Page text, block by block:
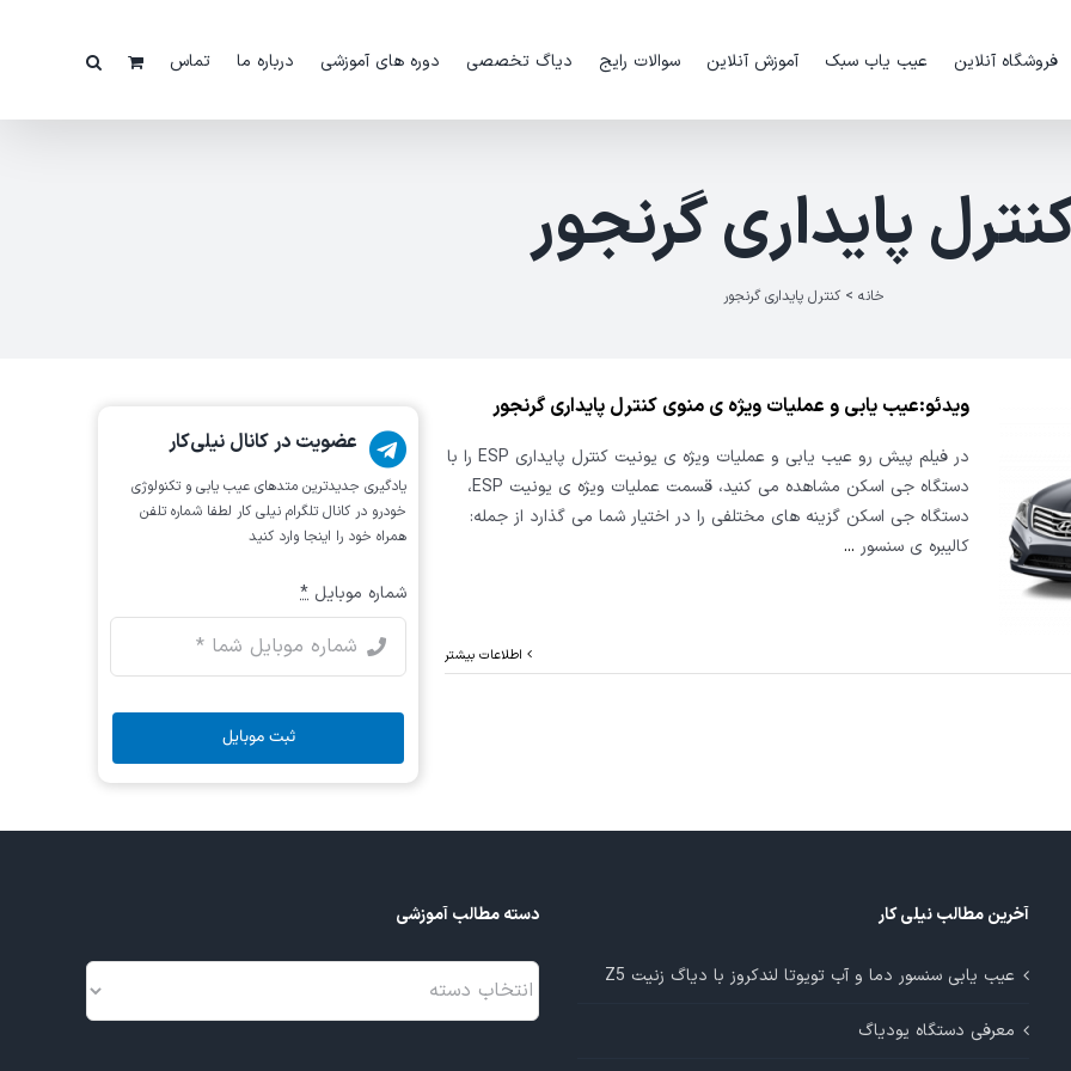
فروشگاه آنلاین عیب یاب سبک آموزش آنلاین سوالات رایج دیاگ تخصصی دوره های آموزشی درباره ما تماس
پایداری گرنجور
خانه >کنترل پایداری گرنجور
ویدئو:عیب یابی و عملیات ویژه ی منوی کنترل پایداری گرنجور
در فیلم پیش رو عیب یابی و عملیات ویژه ی یونیت کنترل پایداری ESP را با
دستگاه جی اسکن مشاهده می کنید، قسمت عملیات ویژه ی یونیت ESP،
دستگاه جی اسکن گزینه های مختلفی را در اختیار شما می گذارد از جمله:
کالیبره ی سنسور ...
اطلاعات بیشتر
عضویت در کانال نیلی‌کار
یادگیری جدیدترین متد‌های عیب یابی‌ و تکنولوژی
خودرو در کانال تلگرام نیلی کار لطفا شماره تلفن
همراه خود را اینجا وارد کنید
شماره موبایل *
ثبت موبایل
آخرین مطالب نیلی کار
عیب یابی سنسور دما و آب تویوتا لندکروز با دیاگ زنیت Z5
معرفی دستگاه یودیاگ
دسته مطالب آموزشی
دسته